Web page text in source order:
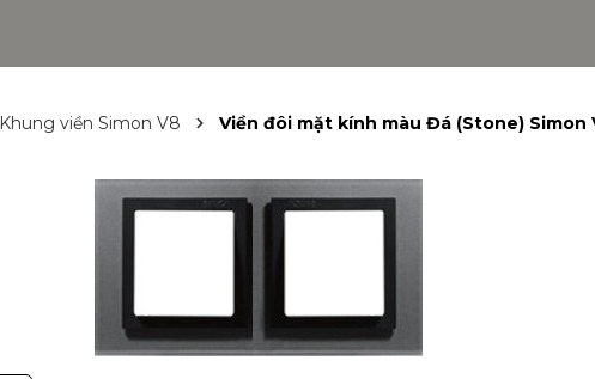
Khung viền Simon V8 Viền đôi mặt kính màu Đá (Stone) Simon